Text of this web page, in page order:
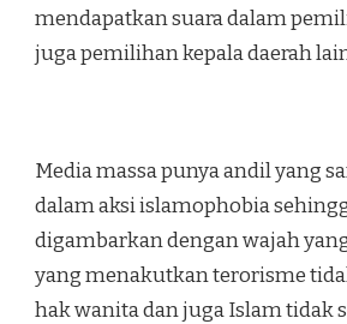
mendapatkan suara dalam
juga pemilihan kepala daerah
Media massa punya andil yang
dalam aksi islamophobia
digambarkan dengan wajah
yang menakutkan terorisme
hak wanita dan juga Islam tidak